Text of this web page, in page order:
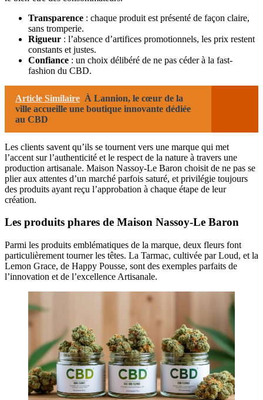
Transparence : chaque produit est présenté de façon claire,
sans tromperie.
Rigueur : l’absence d’artifices promotionnels, les prix restent
constants et justes.
Confiance : un choix délibéré de ne pas céder à la fast-
fashion du CBD.
Article Similaire À Lannion, le cœur de la
ville accueille une boutique innovante dédiée
au CBD
Les clients savent qu’ils se tournent vers une marque qui met
l’accent sur l’authenticité et le respect de la nature à travers une
production artisanale. Maison Nassoy-Le Baron choisit de ne pas se
plier aux attentes d’un marché parfois saturé, et privilégie toujours
des produits ayant reçu l’approbation à chaque étape de leur
création.
Les produits phares de Maison Nassoy-Le Baron
Parmi les produits emblématiques de la marque, deux fleurs font
particulièrement tourner les têtes. La Tarmac, cultivée par Loud, et la
Lemon Grace, de Happy Pousse, sont des exemples parfaits de
l’innovation et de l’excellence Artisanale.